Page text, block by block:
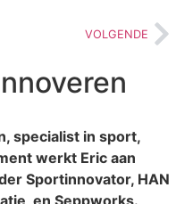
VOLGENDE
specialist in sport,
werkt Eric aan
Sportinnovator, HAN
en Seppworks.